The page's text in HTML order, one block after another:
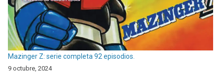
Mazinger Z: serie completa 92 episodios.
9 octubre, 2024